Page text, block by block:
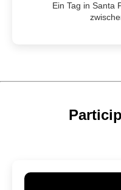
Ein Tag in Santa